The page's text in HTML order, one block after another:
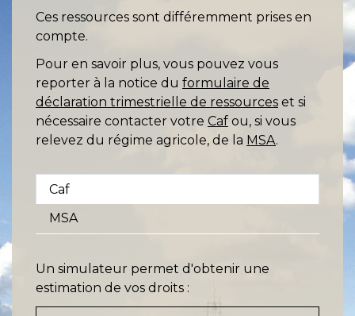
Ces ressources sont différemment prises en
compte.
Pour en savoir plus, vous pouvez vous
reporter à la notice du formulaire de
déclaration trimestrielle de ressources et si
nécessaire contacter votre Caf ou, si vous
relevez du régime agricole, de la MSA.
Caf
MSA
Un simulateur permet d'obtenir une
estimation de vos droits :